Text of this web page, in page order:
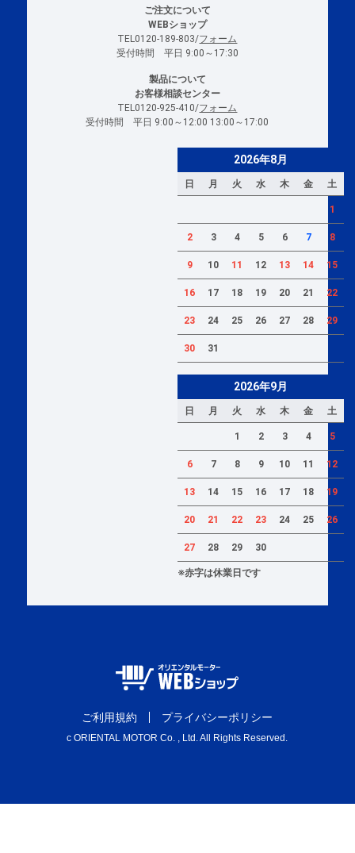
ご注文について
WEBショップ
TEL0120-189-803/フォーム
受付時間 平日 9:00～17:30
製品について
お客様相談センター
TEL0120-925-410/フォーム
受付時間 平日 9:00～12:00 13:00～17:00
ご利用規約 プライバシーポリシー
c ORIENTAL MOTOR Co. , Ltd. All Rights Reserved.
2026年8月
日 月 火 水 木 金 土
1
2 3 4 5 6 7 8
9 10 11 12 13 14 15
16 17 18 19 20 21 22
23 24 25 26 27 28 29
30 31
2026年9月
日 月 火 水 木 金 土
1 2 3 4 5
6 7 8 9 10 11 12
13 14 15 16 17 18 19
20 21 22 23 24 25 26
27 28 29 30
※赤字は休業日です